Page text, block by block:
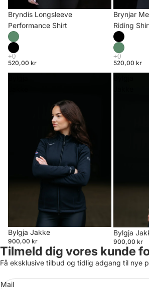
Bryndís Longsleeve
Performance Shirt
520,00 kr
Brynjar
Riding
520,00 kr
Bylgja Jakke
900,00 kr
Bylgja
900,00 kr
Tilmeld dig vores kunde
Få eksklusive tilbud og tidlig adgang til nye
Mail